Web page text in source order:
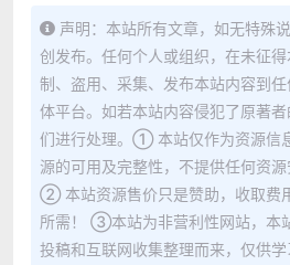
声明：本站所有文章，如无特殊
创发布。任何个人或组织，在未征
制、盗用、采集、发布本站内容到
体平台。如若本站内容侵犯了原著
们进行处理。① 本站仅作为资源信
源的可用及完整性，不提供任何资源
② 本站资源售价只是赞助，收取费
所需！ ③本站为非营利性网站，本
投稿和互联网收集整理而来，仅供